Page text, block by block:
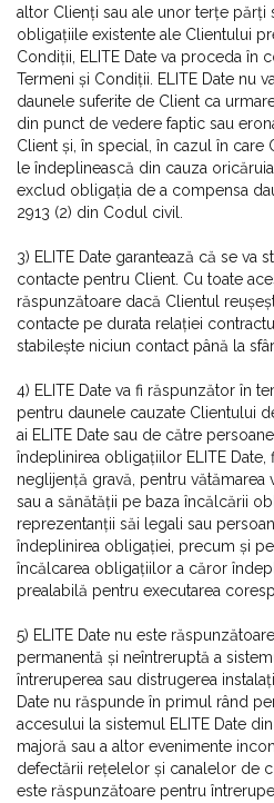
altor Clienți sau ale unor terțe părți
obligațiile existente ale Clientului
Condiții, ELITE Date va proceda în
Termeni și Condiții. ELITE Date nu
daunele suferite de Client ca
din punct de vedere faptic sau
Client și, în special, în cazul în care
le îndeplinească din cauza
exclud obligația de a compensa
2913 (2) din Codul civil.
3) ELITE Date garantează că se va
contacte pentru Client. Cu toate
răspunzătoare dacă Clientul
contacte pe durata relației
stabilește niciun contact până la
4) ELITE Date va fi răspunzător în
pentru daunele cauzate Clientului
ai ELITE Date sau de către
îndeplinirea obligațiilor ELITE
neglijență gravă, pentru
sau a sănătății pe baza încălcării
reprezentanții săi legali sau
îndeplinirea obligației, precum și
încălcarea obligațiilor a căror
prealabilă pentru executarea
5) ELITE Date nu este
permanentă și neîntreruptă a
întreruperea sau distrugerea
Date nu răspunde în primul rând
accesului la sistemul ELITE Date
majoră sau a altor evenimente
defectării rețelelor și canalelor de
este răspunzătoare pentru